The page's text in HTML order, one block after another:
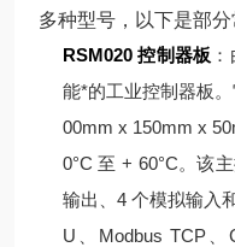
多种型号，以下是部分
RSM020 控制器板
能*的工业控制器板
00mm x 150mm x
0°C 至 + 60°C。该
输出、4 个模拟输入
U、Modbus TCP、